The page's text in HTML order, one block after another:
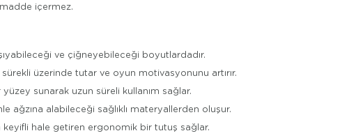
içermez.
ve çiğneyebileceği boyutlardadır.
üzerinde tutar ve oyun motivasyonunu artırır.
sunarak uzun süreli kullanım sağlar.
ağzına alabileceği sağlıklı materyallerden oluşur.
hale getiren ergonomik bir tutuş sağlar.